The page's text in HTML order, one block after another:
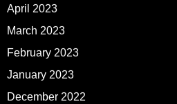
April 2023
March 2023
February 2023
January 2023
December 2022